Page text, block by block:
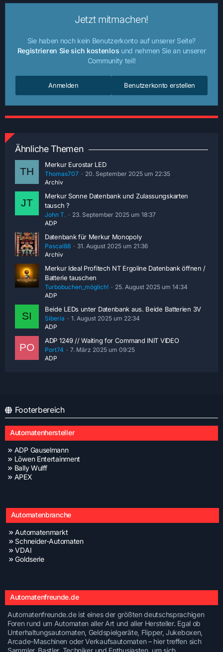
Jetzt mitmachen!
Sie haben noch kein Benutzerkonto auf unserer Seite?
Registrieren Sie sich kostenlos und nehmen Sie an unserer
Community teil!
Benutzerkonto erstellen
Anmelden
Ähnliche Themen
Merkur Eurostar LED
Thomas707
20. September 2025 um 22:35
Archiv
Merkur Sonne Datenbank und Zulassungskarten
tausch ?
John T.
23. September 2025 um 18:37
ADP
Datenbank für Merkur Monopoly
Pascal88
31. August 2025 um 21:36
Archiv
Merkur Ideal Profitech NT Ergoline Datenbank öffnen /
Batterie tauschen
Turbobuchen_möglich!
25. August 2025 um 14:34
ADP
Beide LEDs unter Datenbank aus. Beide Batterien 3V
Siberia
1. August 2025 um 22:34
ADP
ADP 1249 // Waiting for Command INIT VIDEO
Port74
7. März 2025 um 09:25
ADP
Footerbereich
Automatenhersteller
ADP Gauselmann
Löwen Entertainment
Bally Wulff
APEX
Automatenbranche
Automatenmarkt
Schneider-Automaten
VDAI
Goldserie
Automatenfreunde.de
Automatenfreunde.de ist eines der größten deutschsprachigen
Foren rund um Automaten aller Art und aller Hersteller. Egal ob
Unterhaltungsautomaten, Geldspielgeräte, Flipper, Jukeboxen,
Arcade-Maschinen oder Verkaufsautomaten – hier treffen sich
Sammler, Bastler, Techniker und Enthusiasten, um sich